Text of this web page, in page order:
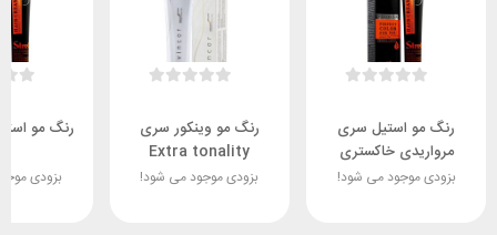
رنگ مو استیل سری
مرواریدی خاکستری
بزودی موجود می شود!
رنگ مو وینکور سری
Extra tonality
بزودی موجود می شود!
رنگ مو
بزودی